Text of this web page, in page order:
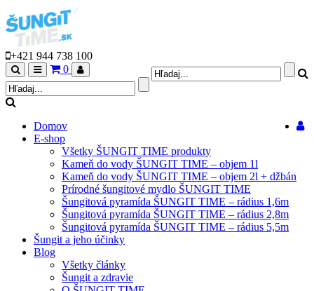
+421 944 738 100
HľadajMenu 0
Môj
profil
Domov
E-shop
Všetky ŠUNGIT TIME produkty
Kameň do vody ŠUNGIT TIME – objem 1l
Kameň do vody ŠUNGIT TIME – objem 2l + džbán
Prírodné šungitové mydlo ŠUNGIT TIME
Šungitová pyramída ŠUNGIT TIME – rádius 1,6m
Šungitová pyramída ŠUNGIT TIME – rádius 2,8m
Šungitová pyramída ŠUNGIT TIME – rádius 5,5m
Šungit a jeho účinky
Blog
Všetky články
Šungit a zdravie